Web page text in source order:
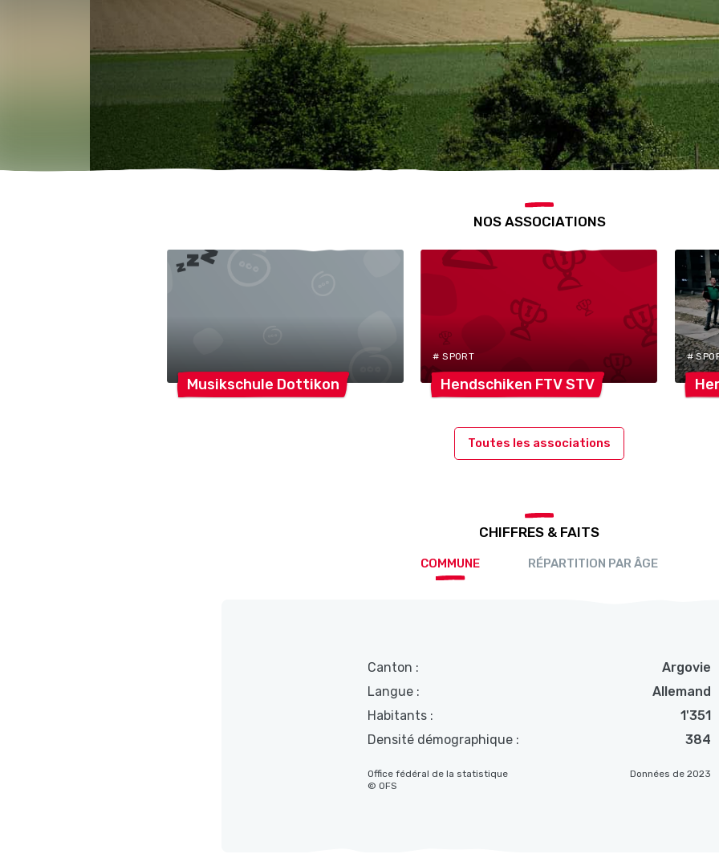
NOS ASSOCIATIONS
Musikschule Dottikon
# SPORT
Hendschiken FTVSTV
#
Toutes les associations
CHIFFRES & FAITS
COMMUNE RÉPARTITION PAR ÂGE
Canton :
Argovie
Langue :
Allemand
Habitants :
1'351
Densité démographique :
384
Données de 2023
Office fédéral de la statistique
© OFS